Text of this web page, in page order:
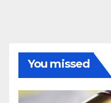
You missed